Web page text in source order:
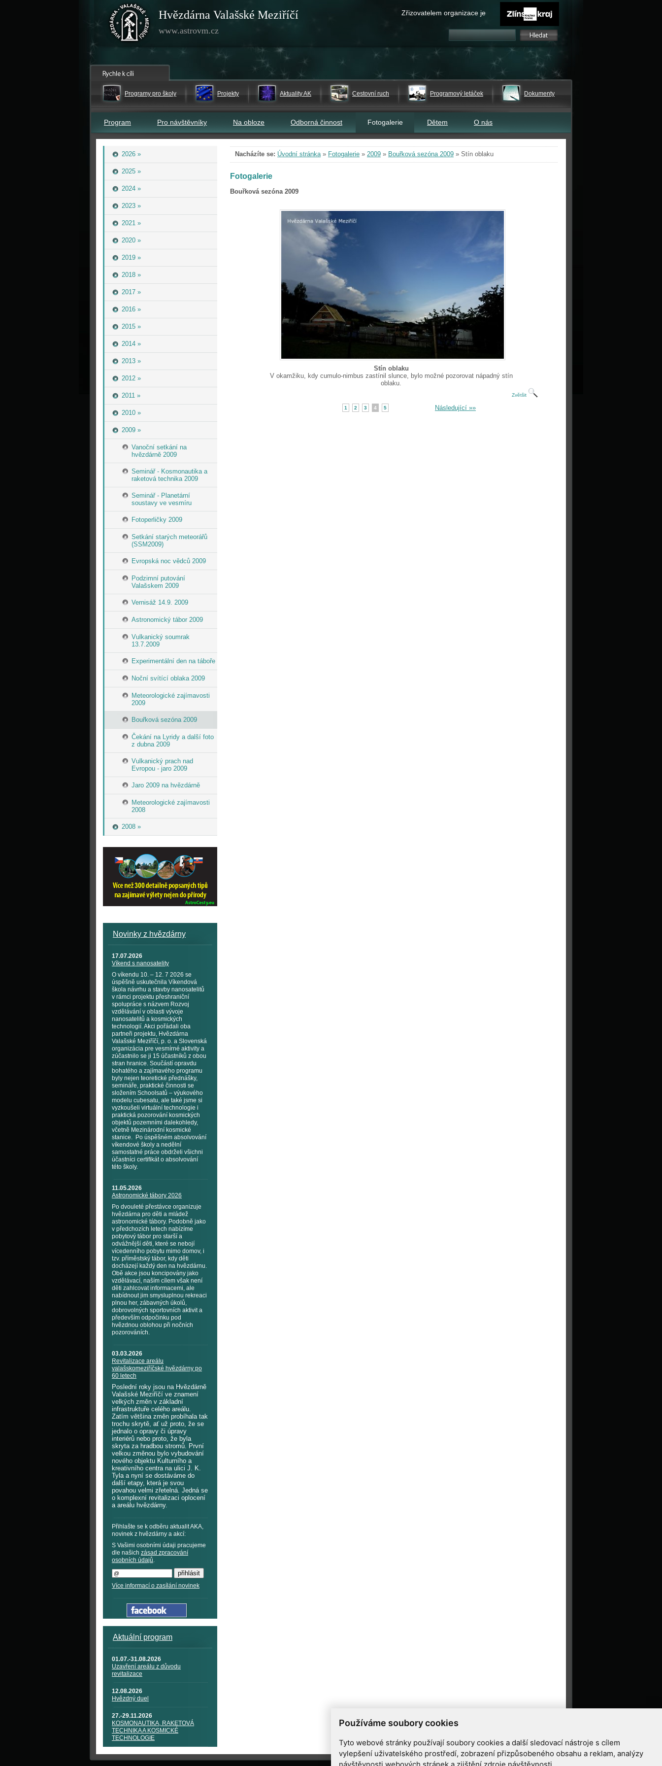
Používáme soubory cookies
Tyto webové stránky používají soubory cookies a další sledovací nástroje s cílem
vylepšení uživatelského prostředí, zobrazení přizpůsobeného obsahu a reklam, analýzy
Hvězdárna Valašské Meziříčí
www.astrovm.cz
Zřizovatelem organizace je
Programy pro školy Projekty Aktuality AK Cestovní ruch Programový letáček Dokumenty
Program Pro návštěvníky Na obloze Odborná činnost Fotogalerie Dětem O nás
2026 »
2025 »
2024 »
2023 »
2021 »
2020 »
2019 »
2018 »
2017 »
2016 »
2015 »
2014 »
2013 »
2012 »
2011 »
2010 »
2009 »
Vanoční setkání na
hvězdárně 2009
Seminář - Kosmonautika a
raketová technika 2009
Seminář - Planetární
soustavy ve vesmíru
Fotoperličky 2009
Setkání starých meteorářů
(SSM2009)
Evropská noc vědců 2009
Podzimní putování
Valašskem 2009
Vernisáž 14.9. 2009
Astronomický tábor 2009
Vulkanický soumrak
13.7.2009
Experimentální den na táboře
Noční svítící oblaka 2009
Meteorologické zajímavosti
2009
Bouřková sezóna 2009
Čekání na Lyridy a další foto
z dubna 2009
Vulkanický prach nad
Evropou - jaro 2009
Jaro 2009 na hvězdárně
Meteorologické zajímavosti
2008
2008 »
Novinky z hvězdárny
17.07.2026
Víkend s nanosatelity
O víkendu 10. – 12. 7 2026 se
úspěšně uskutečnila Víkendová
škola návrhu a stavby nanosatelitů
v rámci projektu přeshraniční
spolupráce s názvem Rozvoj
vzdělávání v oblasti vývoje
nanosatelitů a kosmických
technologií. Akci pořádali oba
partneři projektu, Hvězdárna
Valašské Meziříčí, p. o. a Slovenská
organizácia pre vesmírné aktivity a
zúčastnilo se ji 15 účastníků z obou
stran hranice. Součástí opravdu
bohatého a zajímavého programu
byly nejen teoretické přednášky,
semináře, praktické činnosti se
složením Schoolsatů – výukového
modelu cubesatu, ale také jsme si
vyzkoušeli virtuální technologie i
praktická pozorování kosmických
objektů pozemními dalekohledy,
včetně Mezinárodní kosmické
stanice. Po úspěšném absolvování
víkendové školy a nedělní
samostatné práce obdrželi všichni
účastníci certifikát o absolvování
této školy.
11.05.2026
Astronomické tábory 2026
Po dvouleté přestávce organizuje
hvězdárna pro děti a mládež
astronomické tábory. Podobně jako
v předchozích letech nabízíme
pobytový tábor pro starší a
odvážnější děti, které se nebojí
vícedenního pobytu mimo domov, i
tzv. příměstský tábor, kdy děti
docházejí každý den na hvězdárnu.
Obě akce jsou koncipovány jako
vzdělávací, naším cílem však není
děti zahlcovat informacemi, ale
nabídnout jim smysluplnou rekreaci
plnou her, zábavných úkolů,
dobrovolných sportovních aktivit a
především odpočinku pod
hvězdnou oblohou při nočních
pozorováních.
03.03.2026
Revitalizace areálu
valašskomeziříčské hvězdárny po
60 letech
Poslední roky jsou na Hvězdárně
Valašské Meziříčí ve znamení
velkých změn v základní
infrastruktuře celého areálu.
Zatím většina změn probíhala tak
trochu skrytě, ať už proto, že se
jednalo o opravy či úpravy
interiérů nebo proto, že byla
skryta za hradbou stromů. První
velkou změnou bylo vybudování
nového objektu Kulturního a
kreativního centra na ulici J. K.
Tyla a nyní se dostáváme do
další etapy, která je svou
povahou velmi zřetelná. Jedná se
o komplexní revitalizaci oplocení
a areálu hvězdárny.
Přihlašte se k odběru aktualit AKA,
novinek z hvězdárny a akcí:
S Vašimi osobními údaji pracujeme
dle našich zásad zpracování
osobních údajů.
Více informací o zasílání novinek
Aktuální program
01.07.-31.08.2026
Uzavření areálu z důvodu
revitalizace
12.08.2026
Hvězdný duel
27.-29.11.2026
KOSMONAUTIKA, RAKETOVÁ
TECHNIKA A KOSMICKÉ
TECHNOLOGIE
Nacházíte se: Úvodní stránka» Fotogalerie » 2009 » Bouřková sezóna 2009 » Stín oblaku
Fotogalerie
Bouřková sezóna 2009
Stín oblaku
V okamžiku, kdy cumulo-nimbus zastínil slunce, bylo možné pozorovat nápadný stín
oblaku.
Zvětšit
1 2 3 4 5 Následující »»